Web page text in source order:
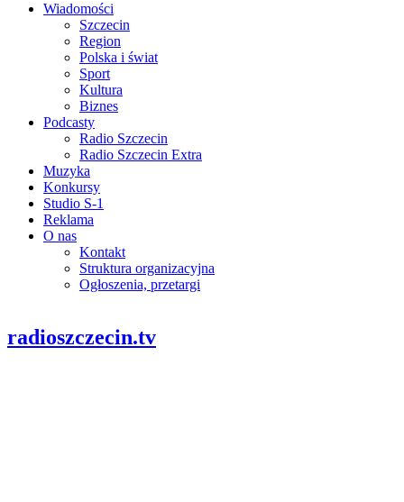
Wiadomości
Szczecin
Region
Polska i świat
Sport
Kultura
Biznes
Podcasty
Radio Szczecin
Radio Szczecin Extra
Muzyka
Konkursy
Studio S-1
Reklama
O nas
Kontakt
Struktura organizacyjna
Ogłoszenia, przetargi
radioszczecin.tv